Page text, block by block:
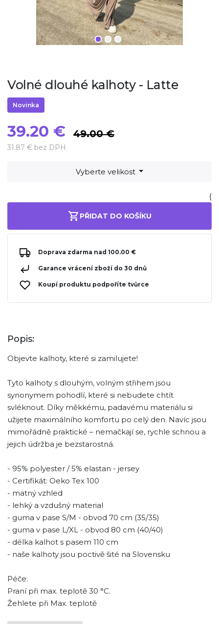
Volné dlouhé kalhoty - Latte
Novinka
39.20 € 49.00 €
31.87 € bez DPH
Vyberte velikost
{
PŘIDAT DO KOŠÍKU
Doprava zdarma nad 100.00 €
Garance vrácení zboží do 30 dnů
Koupí produktu podpoříte tvůrce
Popis:
Objevte kalhoty, které si zamilujete!
Tyto kalhoty s dlouhým, volným střihem jsou
synonymem pohodlí, které si nebudete chtít
svléknout. Díky měkkému, padavému materiálu si
užijete maximálního komfortu po celý den. Navíc jsou
mimořádně praktické – nemačkají se, rychle schnou a
jejich údržba je bezstarostná.
- 95% polyester / 5% elastan - jersey
- Certifikát: Oeko Tex 100
- matný vzhled
- lehký a vzdušný material
- guma v pase S/M - obvod 70 cm (35/35)
- guma v pase L/XL - obvod 80 cm (40/40)
- délka kalhot s pasem 110 cm
- naše kalhoty jsou poctivě šité na Slovensku
Péče:
Praní při max. teplotě 30 °C.
Žehlete při Max. teplotě